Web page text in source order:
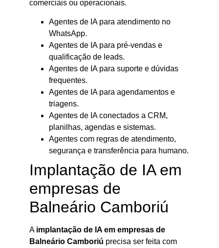
comerciais ou operacionais.
Agentes de IA para atendimento no
WhatsApp.
Agentes de IA para pré-vendas e
qualificação de leads.
Agentes de IA para suporte e dúvidas
frequentes.
Agentes de IA para agendamentos e
triagens.
Agentes de IA conectados a CRM,
planilhas, agendas e sistemas.
Agentes com regras de atendimento,
segurança e transferência para humano.
Implantação de IA em
empresas de
Balneário Camboriú
A implantação de IA em empresas de
Balneário Camboriú precisa ser feita com